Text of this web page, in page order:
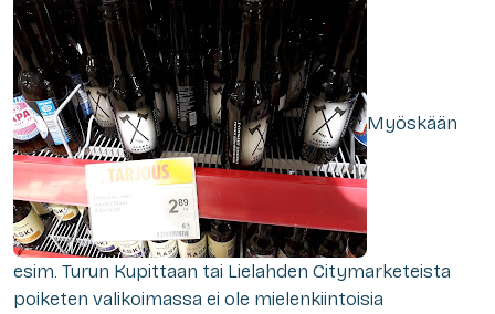
Myöskään
esim. Turun Kupittaan tai Lielahden Citymarketeista
poiketen valikoimassa ei ole mielenkiintoisia